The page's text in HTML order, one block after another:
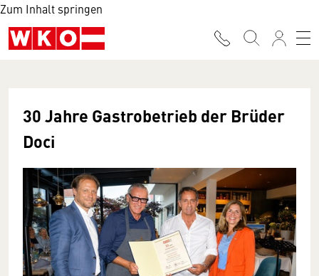
Zum Inhalt springen
30 Jahre Gastrobetrieb der Brüder
Doci